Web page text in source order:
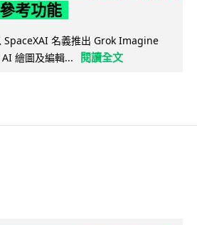
考功能
SpaceXAI 名義推出 Grok Imagine
繪圖及編輯...
閱讀全文